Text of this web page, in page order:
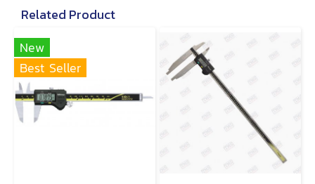
Related Product
New
Best Seller